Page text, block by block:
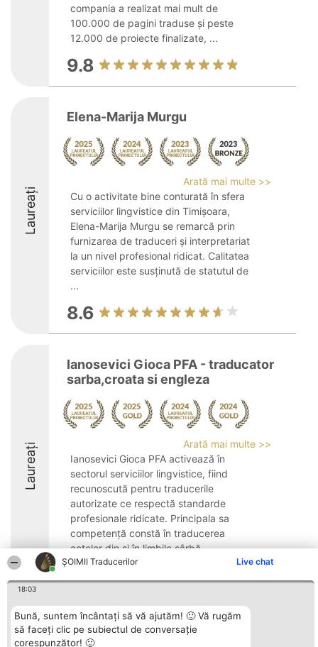
ȘOIMII Traducerilor Live chat
18:03
Bună, suntem încântați să vă ajutăm! 🙂 Vă rugăm
să faceți clic pe subiectul de conversație
corespunzător! 🙂
compania a realizat mai mult de
100.000 de pagini traduse și peste
12.000 de proiecte finalizate, ...
9.8
Laureați
Elena-Marija Murgu
Arată mai multe >>
Cu o activitate bine conturată în sfera
serviciilor lingvistice din Timișoara,
Elena-Marija Murgu se remarcă prin
furnizarea de traduceri și interpretariat
la un nivel profesional ridicat. Calitatea
serviciilor este susținută de statutul de
...
8.6
Laureați
Ianosevici Gioca PFA - traducator
sarba,croata si engleza
Arată mai multe >>
Ianosevici Gioca PFA activează în
sectorul serviciilor lingvistice, fiind
recunoscută pentru traducerile
autorizate ce respectă standarde
profesionale ridicate. Principala sa
competență constă în traducerea
actelor din și în limbile sârbă, ...
9.2
Organizator Ranking
BRIGHT SOLUTIONS BR SRL
Plebiscyt
Câștigătorii
Contact